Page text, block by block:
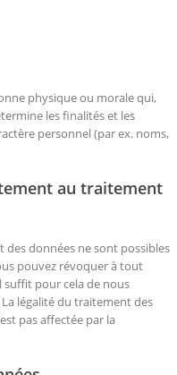
physique ou morale qui,
les finalités et les
personnel (par ex. noms,
au traitement
données ne sont possibles
pouvez révoquer à tout
pour cela de nous
légalité du traitement des
pas affectée par la